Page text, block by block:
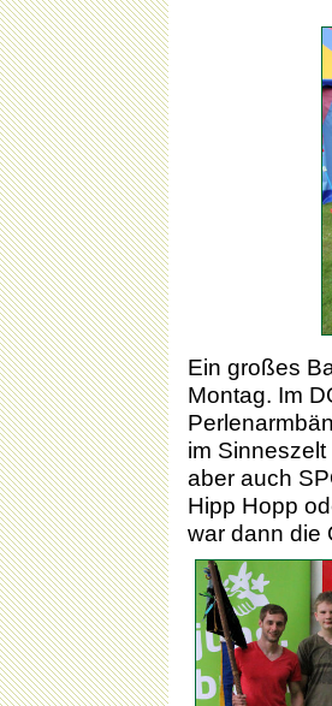
Ein großes
Montag. Im
im
aber auch
Hipp Hopp
war dann die